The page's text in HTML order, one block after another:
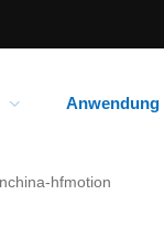
Anwendung